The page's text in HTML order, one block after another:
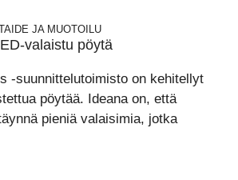
JA MUOTOILU
valaistu pöytä
-suunnittelutoimisto on kehitellyt
pöytää. Ideana on, että
pieniä valaisimia, jotka